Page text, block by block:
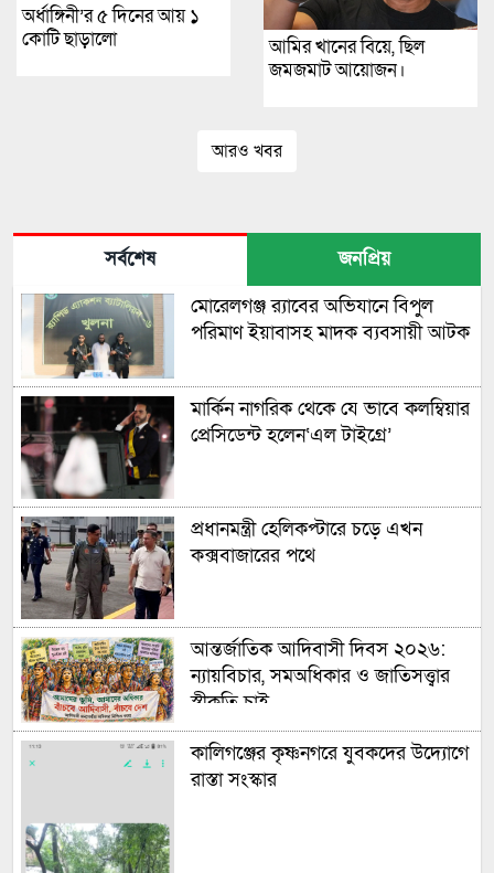
অর্ধাঙ্গিনী’র ৫ দিনের আয় ১
কোটি ছাড়ালো
আমির খানের বিয়ে, ছিল
জমজমাট আয়োজন।
আরও খবর
সর্বশেষ জনপ্রিয়
মোরেলগঞ্জ র‍্যাবের অভিযানে বিপুল
পরিমাণ ইয়াবাসহ মাদক ব্যবসায়ী আটক
মার্কিন নাগরিক থেকে যে ভাবে কলম্বিয়ার
প্রেসিডেন্ট হলেন‘এল টাইগ্রে’
প্রধানমন্ত্রী হেলিকপ্টারে চড়ে এখন
কক্সবাজারের পথে
আন্তর্জাতিক আদিবাসী দিবস ২০২৬:
ন্যায়বিচার, সমঅধিকার ও জাতিসত্ত্বার
স্বীকৃতি চাই
কালিগঞ্জের কৃষ্ণনগরে যুবকদের উদ্যোগে
রাস্তা সংস্কার